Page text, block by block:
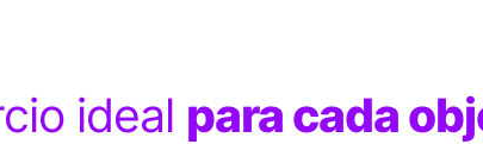
ideal para cada